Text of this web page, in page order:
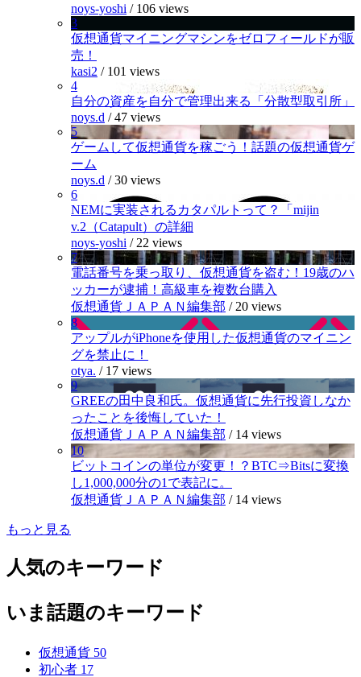
noys-yoshi / 106 views
3
仮想通貨マイニングマシンをゼロフィールドが販
売！
kasi2 / 101 views
4
自分の資産を自分で管理出来る「分散型取引所」
noys.d /47 views
5
ゲームして仮想通貨を稼ごう！話題の仮想通貨ゲ
ーム
noys.d /30 views
6
NEMに実装されるカタパルトって？「mijin
v.2（Catapult）の詳細
noys-yoshi / 22 views
7
電話番号を乗っ取り、仮想通貨を盗む！19歳のハ
ッカーが逮捕！高級車を複数台購入
仮想通貨ＪＡＰＡＮ編集部 / 20 views
8
アップルがiPhoneを使用した仮想通貨のマイニン
グを禁止に！
otya. / 17 views
9
GREEの田中良和氏。仮想通貨に先行投資しなか
ったことを後悔していた！
仮想通貨ＪＡＰＡＮ編集部 / 14 views
10
ビットコインの単位が変更！？BTC⇒Bitsに変換
し1,000,000分の1で表記に。
仮想通貨ＪＡＰＡＮ編集部 / 14 views
もっと見る
人気のキーワード
いま話題のキーワード
仮想通貨 50
初心者 17